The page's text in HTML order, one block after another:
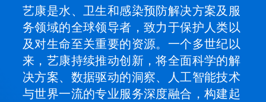
艺康是水、卫生和感染预防解决方案及服
务领域的全球领导者，致力于保护人类以
及对生命至关重要的资源。一个多世纪以
来，艺康持续推动创新，将全面科学的解
决方案、数据驱动的洞察、人工智能技术
与世界一流的专业服务深度融合，构建起